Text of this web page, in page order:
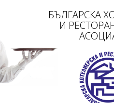
БЪЛГАРСКА
И